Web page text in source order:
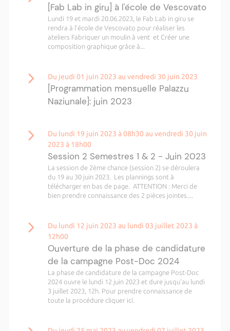
[Fab Lab in giru] à l'école de Vescovato
Lundi 19 et mardi 20.06.2023, le Fab Lab in giru se
rendra à l'école de Vescovato pour réaliser les
ateliers Fabriquer un moulin à vent et Créer une
composition graphique grâce à...
Du jeudi 01 juin 2023 au vendredi 30 juin 2023
[Programmation mensuelle Palazzu
Naziunale]: juin 2023
Du lundi 19 juin 2023 à 08h30 au vendredi 30 juin
2023 à 18h00
Session 2 Semestres 1 & 2 - Juin 2023
La session de 2ème chance (session 2) se déroulera
du 19 au 30 juin 2023. Les plannings sont à
télécharger en bas de page. ATTENTION : Merci de
bien prendre connaissance des 2 pièces jointes....
Du lundi 12 juin 2023 au lundi 03 juillet 2023 à
12h00
Ouverture de la phase de candidature
de la campagne Post-Doc 2024
La phase de candidature de la campagne Post-Doc
2024 ouvre le lundi 12 juin 2023 et dure jusqu'au lundi
3 juillet 2023, 12h. Pour prendre connaissance de
toute la procédure cliquer ici.